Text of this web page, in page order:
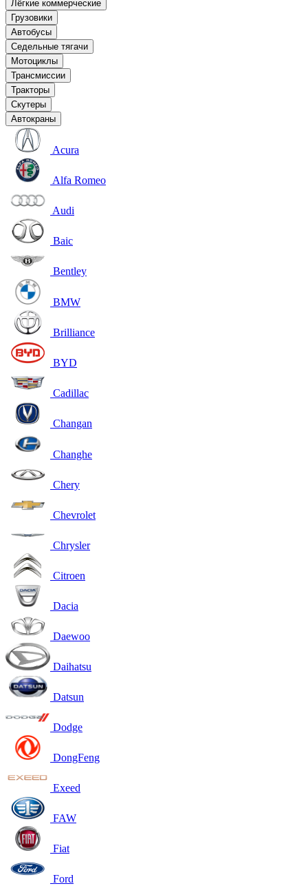
Лёгкие коммерческие
Грузовики
Автобусы
Седельные тягачи
Мотоциклы
Трансмиссии
Тракторы
Скутеры
Автокраны
Acura
Alfa Romeo
Audi
Baic
Bentley
BMW
Brilliance
BYD
Cadillac
Changan
Changhe
Chery
Chevrolet
Chrysler
Citroen
Dacia
Daewoo
Daihatsu
Datsun
Dodge
DongFeng
Exeed
FAW
Fiat
Ford